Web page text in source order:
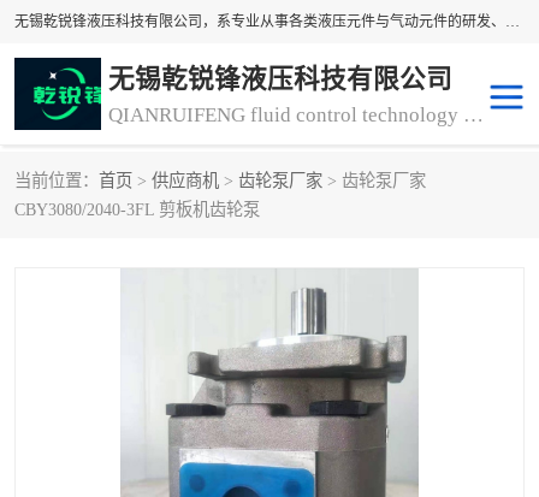
无锡乾锐锋液压科技有限公司，系专业从事各类液压元件与气动元件的研发、生产和销售业务为一体的生产型齿轮泵厂家、液压齿轮泵厂家。主要生产销售风冷式冷却器、液压油风冷却器，冷却器厂家直销、齿轮泵型号、齿轮泵厂家排名详情可来电咨询！
无锡乾锐锋液压科技有限公司
QIANRUIFENG fluid control technology co. LTD
当前位置： 首页 > 供应商机 > 齿轮泵厂家 > 齿轮泵厂家
CBY3080/2040-3FL 剪板机齿轮泵
液压泵
冷却器厂家直销 过滤器
气动元器件